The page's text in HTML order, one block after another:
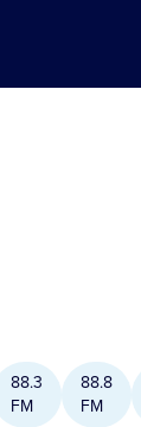
88.3
FM
88.8
FM